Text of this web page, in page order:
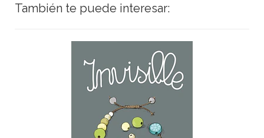
También te puede interesar: